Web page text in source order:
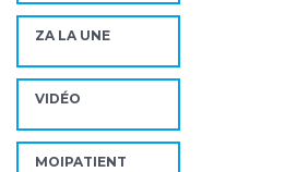
ZA LA UNE
VIDÉO
MOIPATIENT